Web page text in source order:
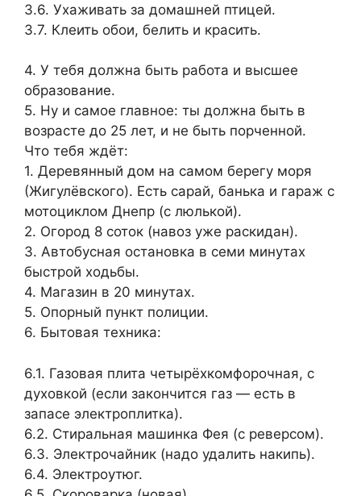
3.6. Ухаживать за домашней птицей.
3.7. Клеить обои, белить и красить.
4. У тебя должна быть работа и высшее
образование.
5. Ну и самое главное: ты должна быть в
возрасте до 25 лет, и не быть порченной.
Что тебя ждёт:
1. Деревянный дом на самом берегу моря
(Жигулёвского). Есть сарай, банька и гараж с
мотоциклом Днепр (с люлькой).
2. Огород 8 соток (навоз уже раскидан).
3. Автобусная остановка в семи минутах
быстрой ходьбы.
4. Магазин в 20 минутах.
5. Опорный пункт полиции.
6. Бытовая техника:
6.1. Газовая плита четырёхкомфорочная, с
духовкой (если закончится газ — есть в
запасе электроплитка).
6.2. Стиральная машинка Фея (с реверсом).
6.3. Электрочайник (надо удалить накипь).
6.4. Электроутюг.